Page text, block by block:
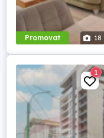
Promovat 18
1